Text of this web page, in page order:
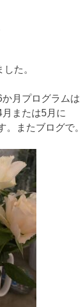
た。
月プログラムは
または5月に
。またブログで。